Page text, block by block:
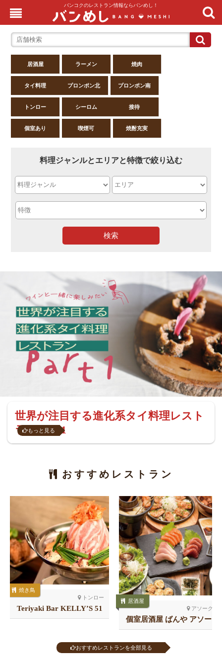
バンコクのレストラン情報ならバンめし！
居酒屋 ラーメン 焼肉
タイ料理 プロンポン北 プロンポン南
トンロー シーロム 接待
個室あり 喫煙可 焼酎充実
料理ジャンルとエリアと特徴で絞り込む
検索
世界が注目する進化系タイ料理レスト
ラン Part1
もっと見る
おすすめレストラン
トンロー
焼き鳥
Teriyaki Bar KELLY’S 51
店
アソーク
居酒屋
個室居酒屋 ばんや アソー
ク
おすすめレストランを全部見る